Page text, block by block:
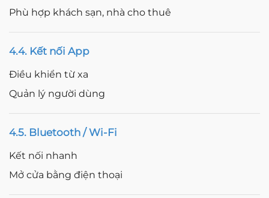
Phù hợp khách sạn, nhà cho thuê
4.4. Kết nối App
Điều khiển từ xa
Quản lý người dùng
4.5. Bluetooth / Wi-Fi
Kết nối nhanh
Mở cửa bằng điện thoại